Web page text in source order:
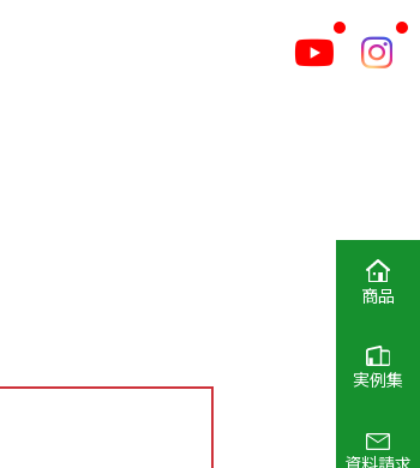
商品
実例集
資料請求